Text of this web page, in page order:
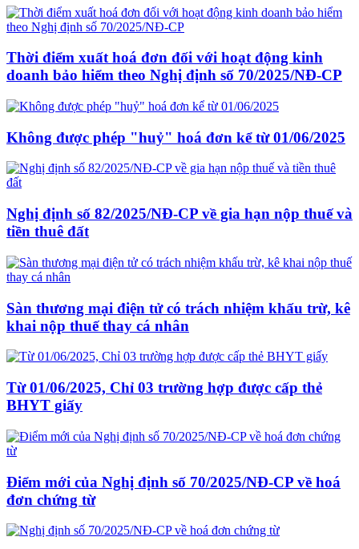
Thời điểm xuất hoá đơn đối với hoạt động kinh
doanh bảo hiểm theo Nghị định số 70/2025/NĐ-CP
Không được phép "huỷ" hoá đơn kể từ 01/06/2025
Nghị định số 82/2025/NĐ-CP về gia hạn nộp thuế và
tiền thuê đất
Sàn thương mại điện tử có trách nhiệm khấu trừ, kê
khai nộp thuế thay cá nhân
Từ 01/06/2025, Chỉ 03 trường hợp được cấp thẻ
BHYT giấy
Điểm mới của Nghị định số 70/2025/NĐ-CP về hoá
đơn chứng từ